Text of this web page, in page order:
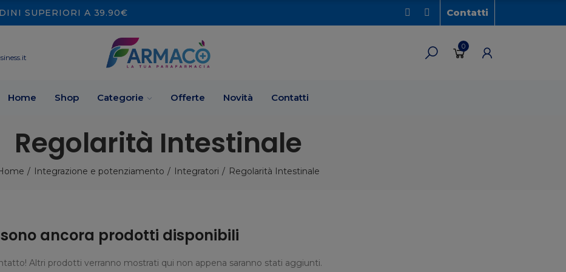
SUPERIORI A 39.90€ Contatti
0
Home Shop Categorie Offerte Novità Contatti
Regolarità Intestinale
Integrazione e potenziamento Integratori Regolarità Intestinale
sono ancora prodotti disponibili
Altri prodotti verranno mostrati qui non appena saranno stati aggiunti.